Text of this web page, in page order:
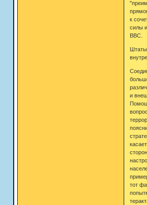
к
силы
BBC.
Штаты
и
тот